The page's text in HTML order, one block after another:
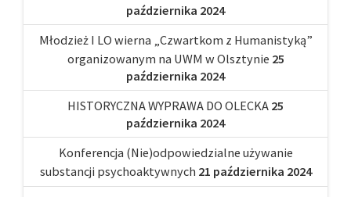
października 2024
Młodzież I LO wierna „Czwartkom z Humanistyką”
organizowanym na UWM w Olsztynie 25
października 2024
HISTORYCZNA WYPRAWA DO OLECKA 25
października 2024
Konferencja (Nie)odpowiedzialne używanie
substancji psychoaktywnych 21 października 2024